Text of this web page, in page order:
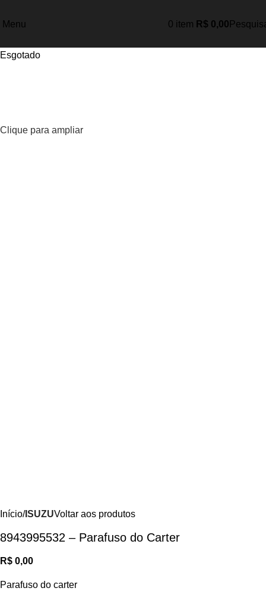
Menu 0 item R$ 0,00
Esgotado
Clique para ampliar
Início ISUZUVoltar aos produtos
8943995532 – Parafuso do Carter
R$ 0,00
Parafuso do carter